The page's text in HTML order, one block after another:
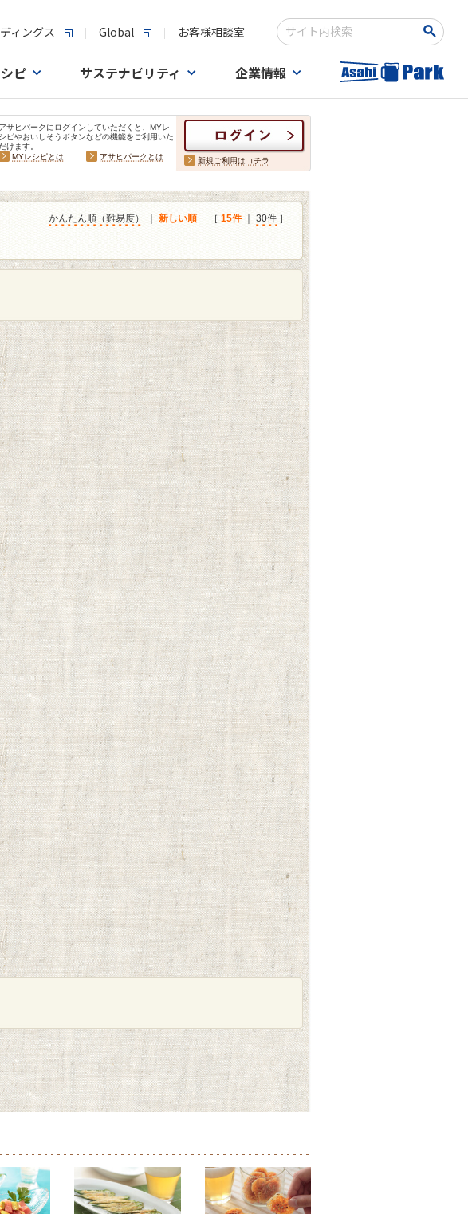
ィングス Global お客様相談室
検索キーワード入力
ピ サステナビリティ 企業情報
アサヒパークにログインしていただくと、MYレ
シピやおいしそうボタンなどの機能をご利用いた
けます。
MYレシピとは
アサヒパークとは 新規ご利用はコチラ
かんたん順（難易度） 新しい順 ［ 15件｜ 30件 ］